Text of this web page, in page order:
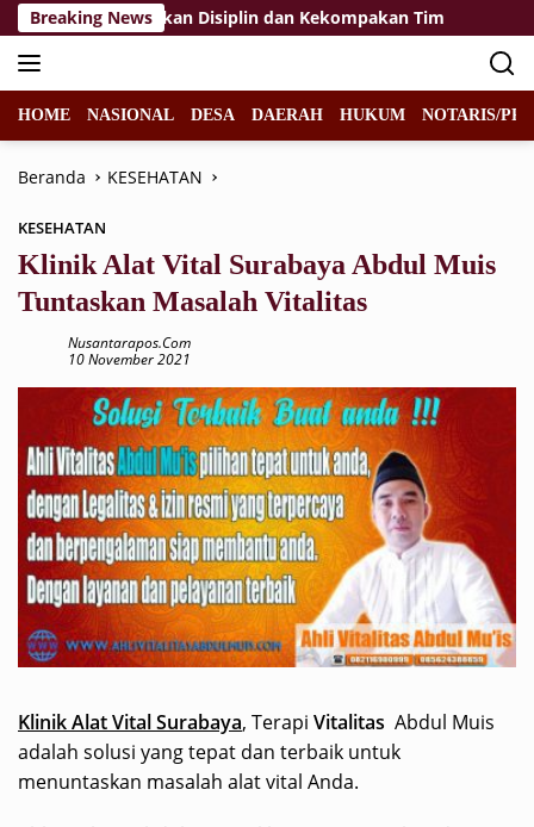
Langsung
ke
konten
Breaking News
Tekankan Disiplin dan Kekompakan Tim
HOME NASIONAL DESA DAERAH HUKUM NOTARIS/
Beranda KESEHATAN
KESEHATAN
Klinik Alat Vital Surabaya Abdul Muis
Tuntaskan Masalah Vitalitas
Nusantarapos.com
10 November 2021
Klinik Alat Vital Surabaya, Terapi Vitalitas Abdul Muis
adalah solusi yang tepat dan terbaik untuk
menuntaskan masalah alat vital Anda.